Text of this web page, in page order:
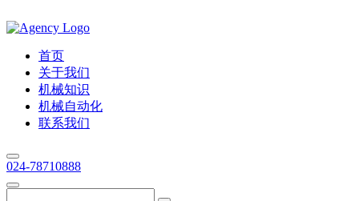
首页
关于我们
机械知识
机械自动化
联系我们
024-78710888